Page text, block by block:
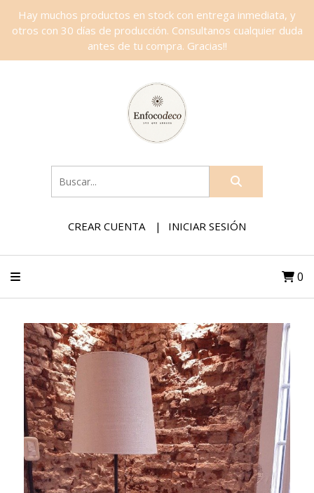
Hay muchos productos en stock con entrega inmediata, y
otros con 30 días de producción. Consultanos cualquier duda
antes de tu compra. Gracias!!
CREAR CUENTA INICIAR SESIÓN
0